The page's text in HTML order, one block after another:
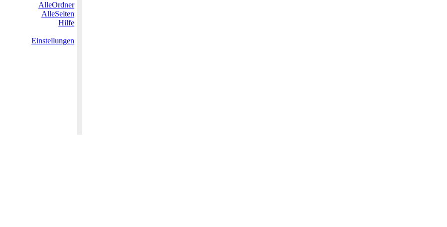
AlleOrdner
AlleSeiten
Hilfe
Einstellungen